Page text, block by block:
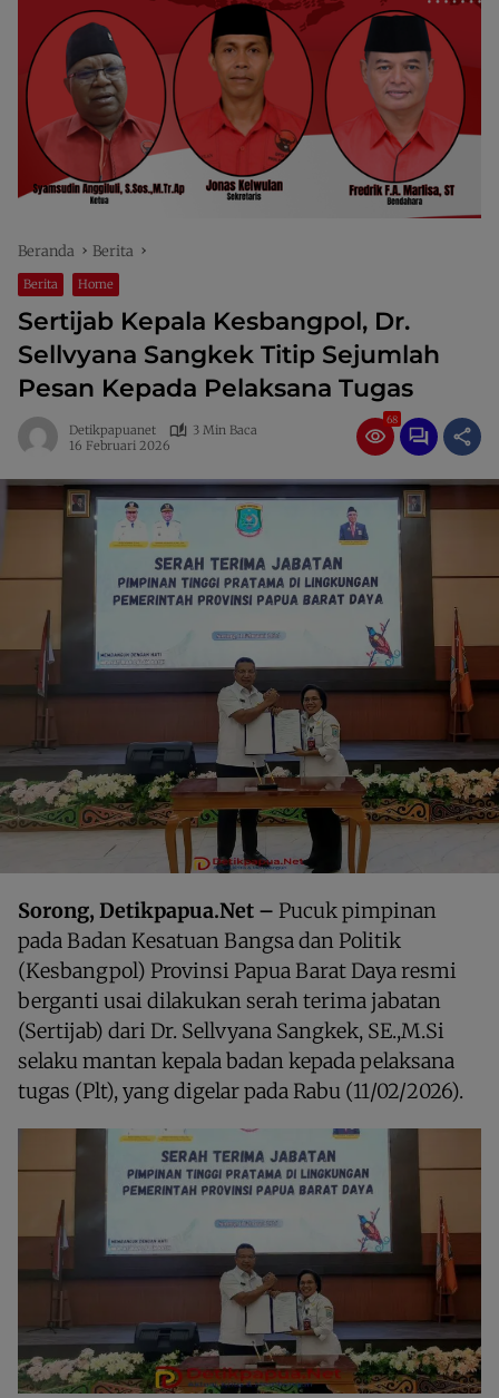
Beranda Berita
Berita Home
Sertijab Kepala Kesbangpol, Dr.
Sellvyana Sangkek Titip Sejumlah
Pesan Kepada Pelaksana Tugas
Detikpapuanet
3 Min Baca
16 Februari 2026
68
Sorong, Detikpapua.Net – Pucuk pimpinan
pada Badan Kesatuan Bangsa dan Politik
(Kesbangpol) Provinsi Papua Barat Daya resmi
berganti usai dilakukan serah terima jabatan
(Sertijab) dari Dr. Sellvyana Sangkek, SE.,M.Si
selaku mantan kepala badan kepada pelaksana
tugas (Plt), yang digelar pada Rabu (11/02/2026).